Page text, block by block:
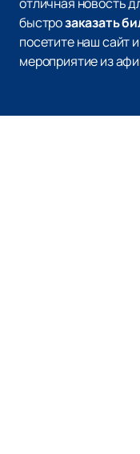
быстрозаказать
посетите наш сайт
мероприятие из